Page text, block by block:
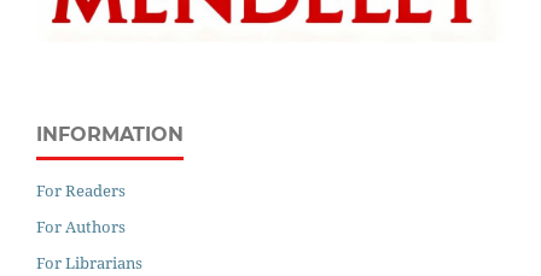
INFORMATION
For Readers
For Authors
For Librarians